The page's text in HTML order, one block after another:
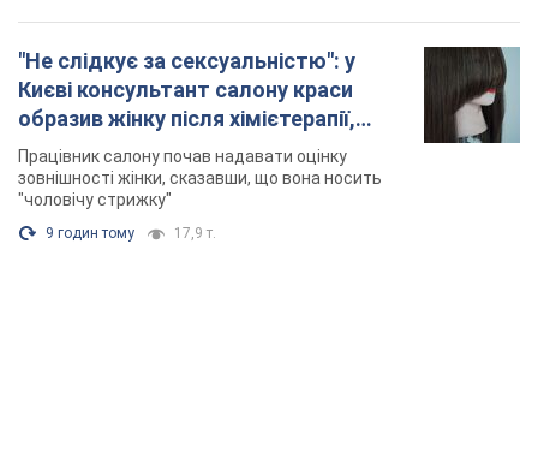
"Не слідкує за сексуальністю": у
Києві консультант салону краси
образив жінку після хімієтерапії,
розгорівся скандал. Фото
Працівник салону почав надавати оцінку
зовнішності жінки, сказавши, що вона носить
"чоловічу стрижку"
9 годин тому 17,9 т.